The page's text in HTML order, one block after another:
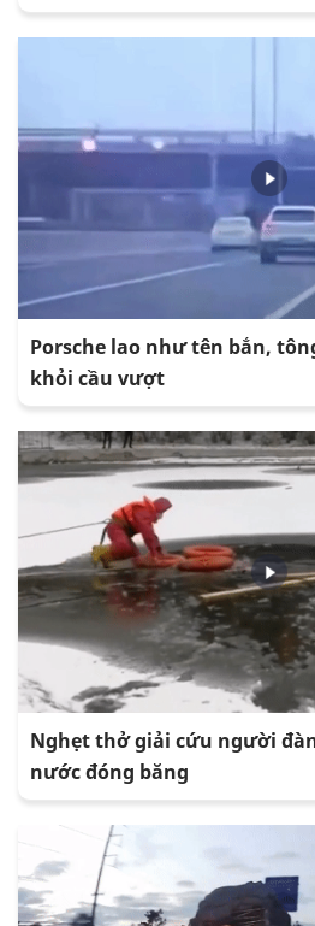
Porsche lao như tên bắn,
khỏi cầu vượt
Nghẹt thở giải cứu người
nước đóng băng